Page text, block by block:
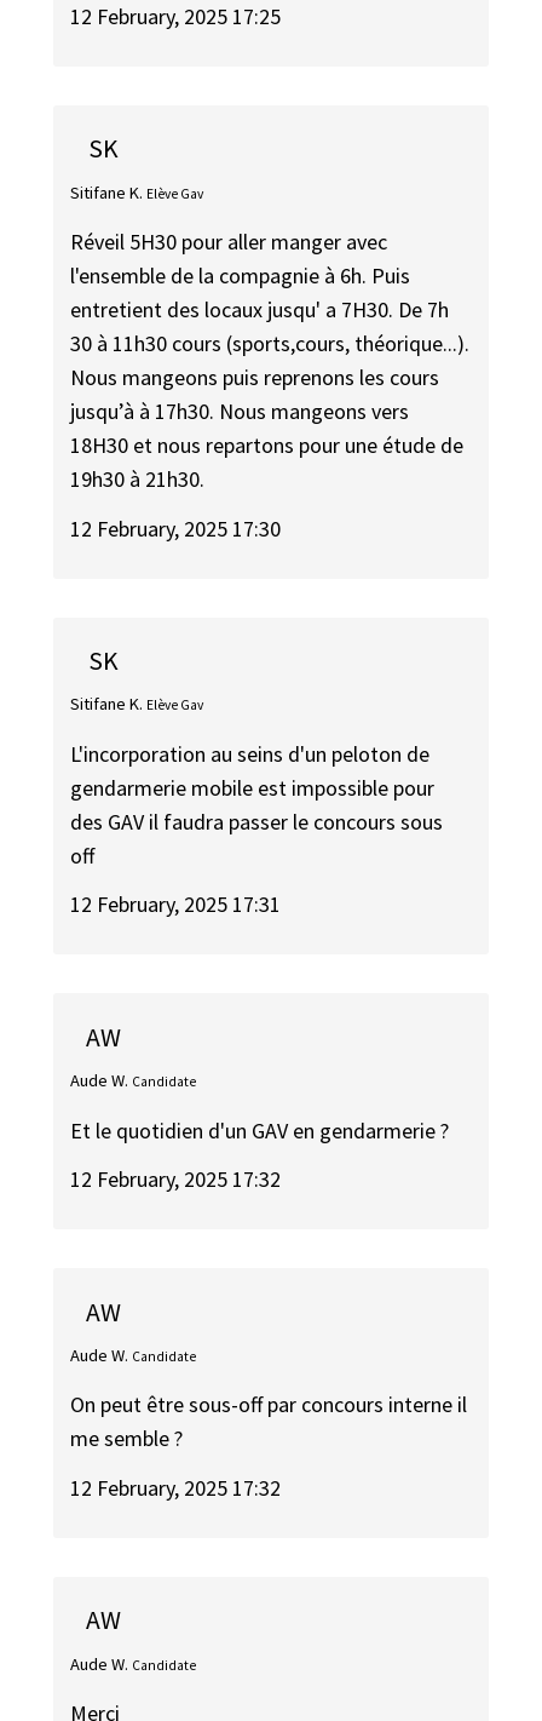
12 February, 2025 17:25
SK
Sitifane K. Elève Gav
Réveil 5H30 pour aller manger avec
l'ensemble de la compagnie à 6h. Puis
entretient des locaux jusqu' a 7H30. De 7h
30 à 11h30 cours (sports,cours, théorique...).
Nous mangeons puis reprenons les cours
jusqu’à à 17h30. Nous mangeons vers
18H30 et nous repartons pour une étude de
19h30 à 21h30.
12 February, 2025 17:30
SK
Sitifane K. Elève Gav
L'incorporation au seins d'un peloton de
gendarmerie mobile est impossible pour
des GAV il faudra passer le concours sous
off
12 February, 2025 17:31
AW
Aude W. Candidate
Et le quotidien d'un GAV en gendarmerie ?
12 February, 2025 17:32
AW
Aude W. Candidate
On peut être sous-off par concours interne il
me semble ?
12 February, 2025 17:32
AW
Aude W. Candidate
Merci